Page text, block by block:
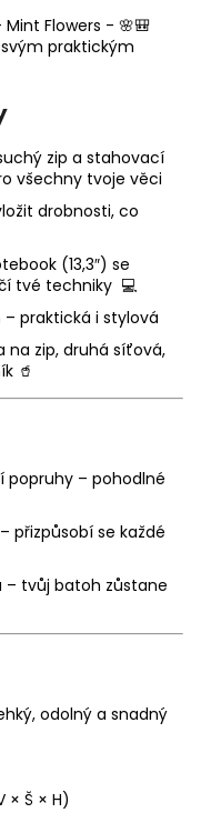
Mint Flowers - 🌸🎒
praktickým
zip a stahovací
všechny tvoje věci
drobnosti, co
(13,3″) se
tvé techniky 💻
– praktická i stylová
na zip, druhá síťová,
🥤
popruhy – pohodlné
– přizpůsobí se každé
– tvůj batoh zůstane
odolný a snadný
× Š × H)